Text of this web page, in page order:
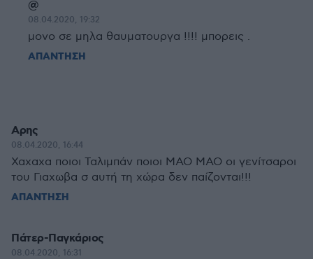
@
08.04.2020, 19:32
μονο σε μηλα θαυματουργα !!!! μπορεις .
ΑΠΑΝΤΗΣΗ
Αρης
08.04.2020, 16:44
Χαχαχα ποιοι Ταλιμπάν ποιοι ΜΑΟ ΜΑΟ οι γενίτσαροι
του Γιαχωβα σ αυτή τη χώρα δεν παίζονται!!!
ΑΠΑΝΤΗΣΗ
Πάτερ-Παγκάριος
08.04.2020, 16:31